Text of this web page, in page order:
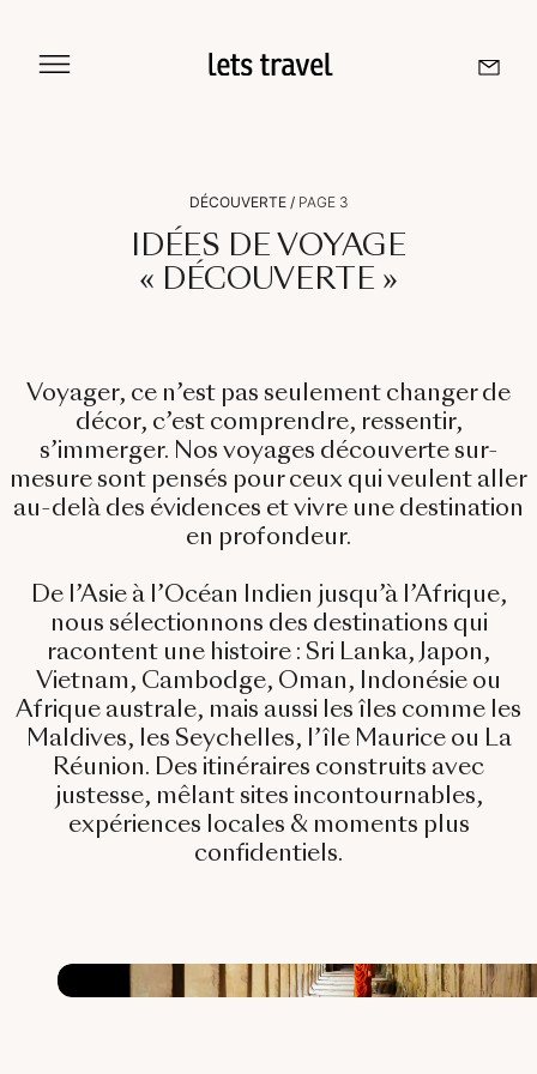
contenu
Maldives
Île Maurice
Seychelles
Bali & Indonésie
Cambodge
Laos
Thaïlande
Vietnam
Abu Dhabi
DÉCOUVERTE/ PAGE 3
IDÉES DE VOYAGE
« DÉCOUVERTE »
Voyager, ce n’est pas seulement changer de
décor, c’est comprendre, ressentir,
s’immerger. Nosvoyages découverte sur-
mesuresont pensés pour ceux qui veulent aller
au-delà des évidences et vivre une destination
en profondeur.
De l’Asie à l’Océan Indien jusqu’à l’Afrique,
nous sélectionnons des destinations qui
racontent une histoire : Sri Lanka, Japon,
Vietnam, Cambodge, Oman, Indonésie ou
Afrique australe, mais aussi les îles comme les
Maldives, les Seychelles, l’île Maurice ou La
Réunion. Des itinéraires construits avec
justesse, mêlant sites incontournables,
expériences locales & moments plus
confidentiels.